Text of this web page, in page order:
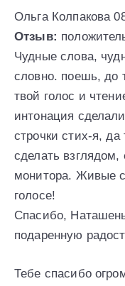
Ольга Колпакова
Отзыв:
Чудные слова,
словно. поешь, до
твой голос и
интонация
строчки стих-я, да
сделать взглядом,
монитора. Живые
голосе!
Спасибо,
подаренную
Тебе спасибо